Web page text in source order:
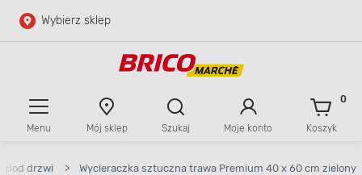
Przejdź do głównej zawartości
Wybierz sklep
Menu Mój sklep Szukaj Moje konto Koszyk
0
pod drzwi > Wycieraczka sztuczna trawa Premium 40 x 60 cm zielony